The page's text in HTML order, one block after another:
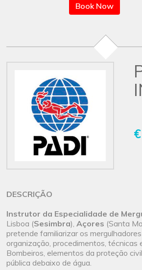
Book Now
DESCRIÇÃO
Instrutor da Especialidade de
Lisboa (Sesimbra), Açores (Santa
pretende familiarizar os
organização, procedimentos, técnicas
Bombeiros, elementos da proteção
pública debaixo de água.